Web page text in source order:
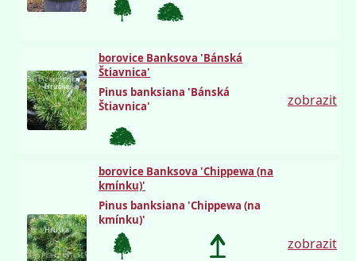
Hruška
borovice Banksova 'Bánská
Štiavnica'
Pinus banksiana 'Bánská
Štiavnica'
zobrazit
Hruška
borovice Banksova 'Chippewa (na
kmínku)'
Pinus banksiana 'Chippewa (na
kmínku)'
zobrazit